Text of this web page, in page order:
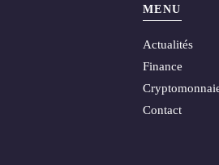
MENU
Actualités
Finance
Contact